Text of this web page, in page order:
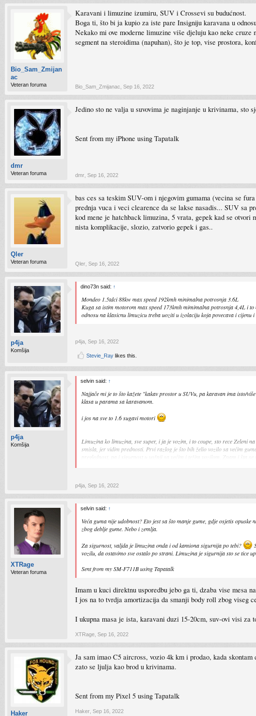
Bio_Sam_Zmijan
ac
Veteran foruma
Karavani i limuzine izumiru, SUV i Crossevi su budućnost.
Boga ti, što bi ja kupio za iste pare Insigniju karavana u
Nekako mi ove moderne limuzine više djeluju kao neke
segment na steroidima (napuhan), što je top, vise prostora,
Bio_Sam_Zmijanac Sep 16, 2022
dmr
Veteran foruma
Jedino sto ne valja u suvovima je naginjanje u krivinama, sto
Sent from my iPhone using Tapatalk
dmr Sep 16, 2022
Qler
Veteran foruma
bas ces sa teskim SUV-om i njegovim gumama (vecina se
prednja vuca i veci clearence da se lakse nasadis... SUV sa
kod mene je hatchback limuzina, 5 vrata, gepek kad se otvori
nista komplikacije, slozio, zatvorio gepek i gas..
Qler Sep 16, 2022
p4ja
Komšija
dino73n said: ↑
Mondeo 1.5tdci 88kw max speed 192kmh minimalna potrosnja 3.6L
Kuga sa istim motorom max speed 173kmh mimimalna potrosnja 4,4L i
odnosu na klasicnu limuzicu treba uoziti u izolaciju koja povecava i
p4ja Sep 16, 2022
Stevie_Ray likes this.
p4ja
Komšija
selvin said: ↑
Najjače mi je to što kažete "kakav prostor u SUVu, pa karavan ima isto/
klasa u parama sa karavanom.
i jos na sve to 1.6 sugavi motori
Limuzina ko limuzina, sve super, i ja je vozim, i to coupe, sto rece Zeleni
smisla, jer vidim prednosti. Prvi razlog je što bih želio vozilo sa većim
preglednost, pa i sigurnost u vožnji sa većim i težim vozilom. Znam i šta
Sent from my SM-F711B using Tapatalk
p4ja Sep 16, 2022
XTRage
Veteran foruma
selvin said: ↑
Veća guma nije udobnost? Eto jest sa što manje gume, gdje osjetis
zbog deblje gume. Nebo i zemlja.
Za sigurnost, valjda je limuzina onda i od kamiona sigurnija po tebi?
vozilu, da ostavimo sve ostalo po strani. Limuzina je sigurnija sto se tice
Sent from my SM-F711B using Tapatalk
Imam u kuci direktnu usporedbu jebo ga ti, dzaba vise mesa
I jos na to tvrdja amortizacija da smanji body roll zbog viseg
I ukupna masa je ista, karavani duzi 15-20cm, suv-ovi visi za
XTRage Sep 16, 2022
Haker
Ja sam imao C5 aircross, vozio 4k km i prodao, kada
zato se ljulja kao brod u krivinama.
Sent from my Pixel 5 using Tapatalk
Haker Sep 16, 2022